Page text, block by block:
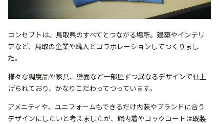
コンセプトは、鳥取県のすべてとつながる場所。建築やインテリ
アなど、鳥取の企業や職人とコラボレーションしてつくりまし
た。
様々な調度品や家具、壁面など一部屋ずつ異なるデザインで仕上
げられており、かなりこだわってつっています。
アメニティや、ユニフォームもできるだけ内装やブランドに合う
デザインにしたいと考えましたが、館内着やコックコートは既製